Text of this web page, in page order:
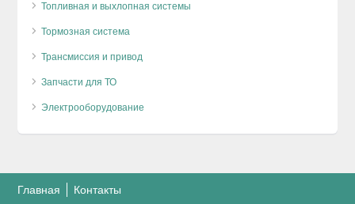
Топливная и выхлопная системы
Тормозная система
Трансмиссия и привод
Запчасти для ТО
Электрооборудование
Главная Контакты